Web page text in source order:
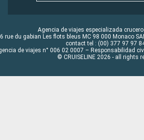
Agencia de viajes especializada crucero
rue du gabian Les flots bleus MC 98 000 Monaco
contact tel : (00) 377 97 97
de viajes n° 006 02 0007 – Responsabilidad
© CRUISELINE 2026 - all rights